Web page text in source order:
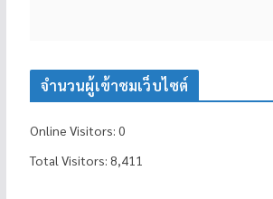
จำนวนผู้เข้าชมเว็บไซต์
Online Visitors: 0
Total Visitors: 8,411